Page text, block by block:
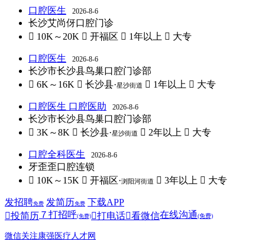
口腔医生 2026-8-6
长沙艾尚伢口腔门诊
 10K～20K  开福区  1年以上  大专
口腔医生 2026-8-6
长沙市长沙县鸟巢口腔门诊部
 6K～16K  长沙县·星沙街道  1年以上  大专
口腔医生 口腔医助 2026-8-6
长沙市长沙县鸟巢口腔门诊部
 3K～8K  长沙县·星沙街道  2年以上  大专
口腔全科医生 2026-8-6
牙歪歪口腔连锁
 10K～15K  开福区·浏阳河街道  3年以上  大专
发招聘免费 发简历免费 下载APP
投简历 ７ 打招呼(免费) 打电话看微信在线沟通(免费)
微信关注康强医疗人才网